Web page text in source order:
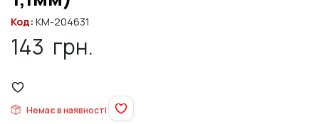
Код: KM-204631
143 грн.
Немає в наявності